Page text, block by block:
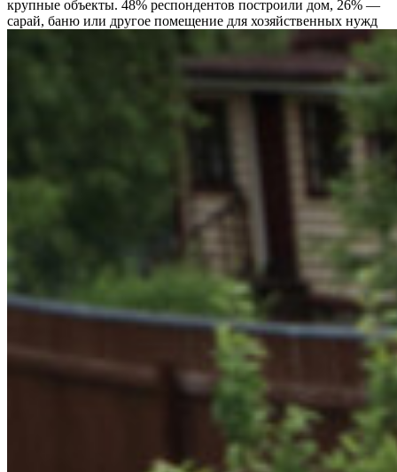
крупные объекты. 48% респондентов построили дом, 26% —
сарай, баню или другое помещение для хозяйственных нужд